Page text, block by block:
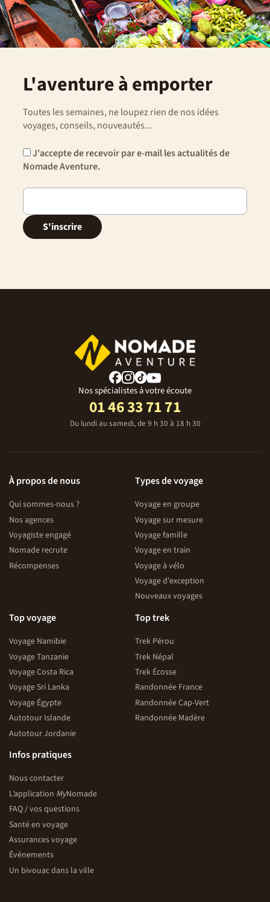
L'aventure à emporter
Toutes les semaines, ne loupez rien de nos idées
voyages, conseils, nouveautés...
J'accepte de recevoir par e-mail les actualités de
Nomade Aventure.
S'inscrire
Nos spécialistes à votre écoute
01 46 33 71 71
Du lundi au samedi, de 9 h 30 à 18 h 30
À propos de nous
Qui sommes-nous ?
Nos agences
Voyagiste engagé
Nomade recrute
Récompenses
Types de voyage
Voyage en groupe
Voyage sur mesure
Voyage famille
Voyage en train
Voyage à vélo
Voyage d'exception
Nouveaux voyages
Top voyage
Voyage Namibie
Voyage Tanzanie
Voyage Costa Rica
Voyage Sri Lanka
Voyage Égypte
Autotour Islande
Autotour Jordanie
Top trek
Trek Pérou
Trek Népal
Trek Écosse
Randonnée France
Randonnée Cap-Vert
Randonnée Madère
Infos pratiques
Nous contacter
L’application MyNomade
FAQ / vos questions
Santé en voyage
Assurances voyage
Évènements
Un bivouac dans la ville